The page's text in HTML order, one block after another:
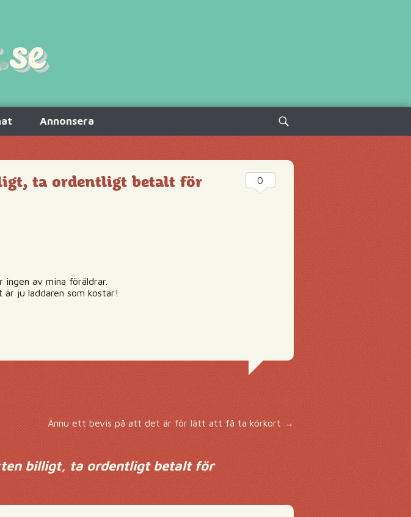
Annonsera
Sök
efter:
ta ordentligt betalt för
av mina föräldrar.
ju laddaren som kostar!
0
Ännu ett bevis på att det är för lätt att få ta körkort →
billigt, ta ordentligt betalt för